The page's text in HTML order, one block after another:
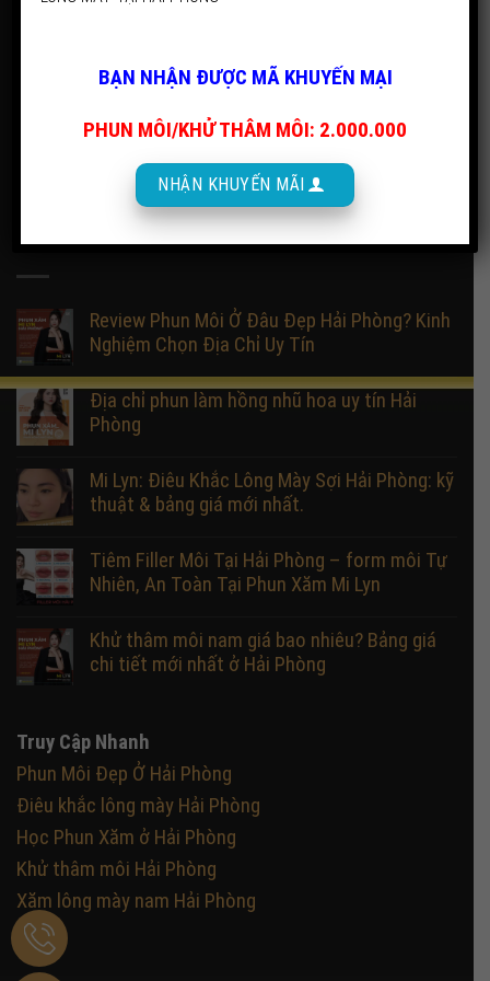
Địa chỉ: 40N phố Đông Trung Hành, Hải An, Hải Phòng.
SĐT/Zalo: 0982.510.124.
BÀI VIẾT MỚI
Review Phun Môi Ở Đâu Đẹp Hải Phòng? Kinh
Nghiệm Chọn Địa Chỉ Uy Tín
Địa chỉ phun làm hồng nhũ hoa uy tín Hải
Phòng
Mi Lyn: Điêu Khắc Lông Mày Sợi Hải Phòng: kỹ
thuật & bảng giá mới nhất.
Tiêm Filler Môi Tại Hải Phòng – form môi Tự
Nhiên, An Toàn Tại Phun Xăm Mi Lyn
Khử thâm môi nam giá bao nhiêu? Bảng giá
chi tiết mới nhất ở Hải Phòng
Truy Cập Nhanh
Phun Môi Đẹp Ở Hải Phòng
Điêu khắc lông mày Hải Phòng
Học Phun Xăm ở Hải Phòng
Khử thâm môi Hải Phòng
Xăm lông mày nam Hải Phòng
BẠN NHẬN ĐƯỢC MÃ KHUYẾN MẠI
PHUN MÔI/KHỬ THÂM MÔI: 2.000.000
NHẬN KHUYẾN MÃI